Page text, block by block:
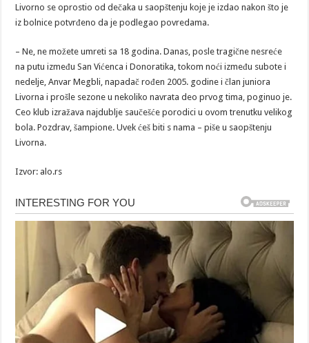
Livorno se oprostio od dečaka u saopštenju koje je izdao nakon što je
iz bolnice potvrđeno da je podlegao povredama.
– Ne, ne možete umreti sa 18 godina. Danas, posle tragične nesreće
na putu između San Vićenca i Donoratika, tokom noći između subote i
nedelje, Anvar Megbli, napadač rođen 2005. godine i član juniora
Livorna i prošle sezone u nekoliko navrata deo prvog tima, poginuo je.
Ceo klub izražava najdublje saučešće porodici u ovom trenutku velikog
bola. Pozdrav, šampione. Uvek ćeš biti s nama – piše u saopštenju
Livorna.
Izvor: alo.rs